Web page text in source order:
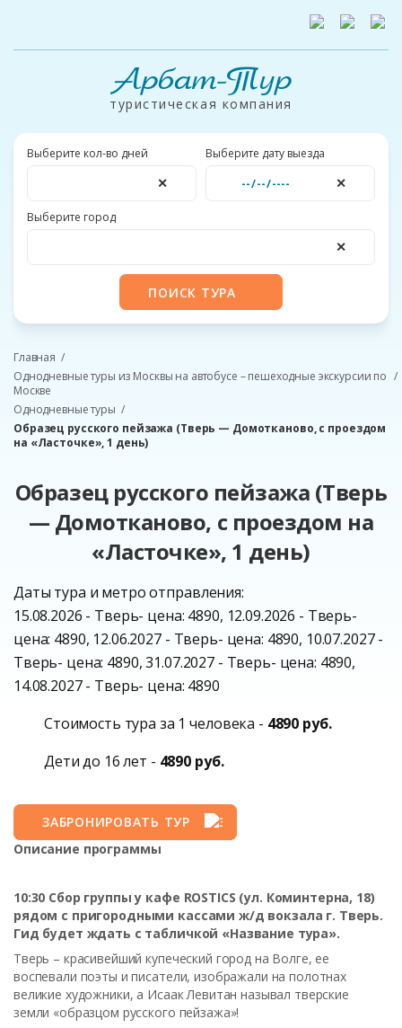
Арбат-Тур
туристическая компания
Выберите кол-во дней
✕
Выберите дату выезда
✕
Выберите город
✕
ПОИСК ТУРА
Главная
Однодневные туры из Москвы на автобусе – пешеходные экскурсии по
Москве
Однодневные туры
Образец русского пейзажа (Тверь — Домотканово, с проездом
на «Ласточке», 1 день)
Образец русского пейзажа (Тверь
— Домотканово, с проездом на
«Ласточке», 1 день)
Даты тура и метро отправления:
15.08.2026 - Тверь- цена: 4890, 12.09.2026 - Тверь-
цена: 4890, 12.06.2027 - Тверь- цена: 4890, 10.07.2027 -
Тверь- цена: 4890, 31.07.2027 - Тверь- цена: 4890,
14.08.2027 - Тверь- цена: 4890
Стоимость тура за 1 человека - 4890 руб.
Дети до 16 лет - 4890 руб.
ЗАБРОНИРОВАТЬ ТУР
Описание программы
10:30 Сбор группы у кафе ROSTICS (ул. Коминтерна, 18)
рядом с пригородными кассами ж/д вокзала г. Тверь.
Гид будет ждать с табличкой «Название тура».
Тверь – красивейший купеческий город на Волге, ее
воспевали поэты и писатели, изображали на полотнах
великие художники, а Исаак Левитан называл тверские
земли «образцом русского пейзажа»!